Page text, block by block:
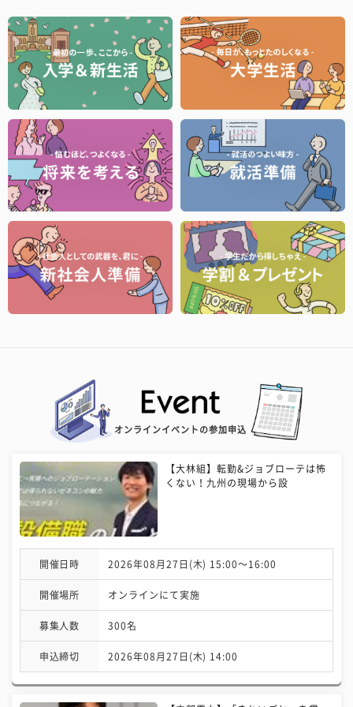
オンラインイベントの参加申込
【大林組】転勤&ジョブローテは怖
くない！九州の現場から設
開催日時 2026年08月27日(木) 15:00〜16:00
開催場所 オンラインにて実施
募集人数 300名
申込締切 2026年08月27日(木) 14:00